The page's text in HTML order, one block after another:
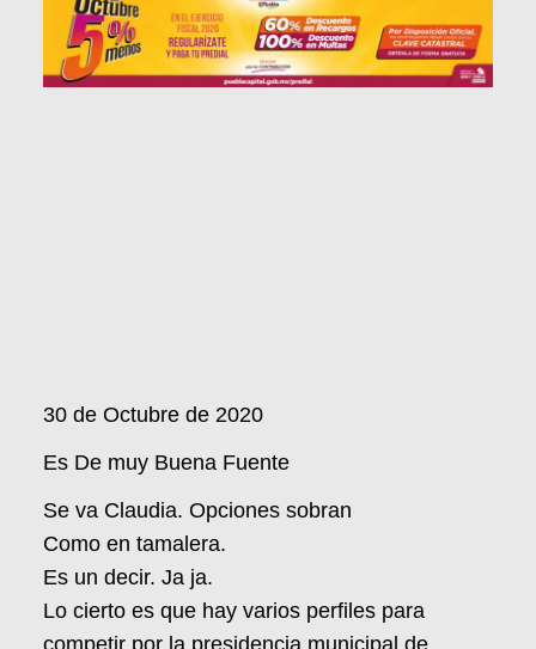
30 de Octubre de 2020
Es De muy Buena Fuente
Se va Claudia. Opciones sobran
Como en tamalera.
Es un decir. Ja ja.
Lo cierto es que hay varios perfiles para